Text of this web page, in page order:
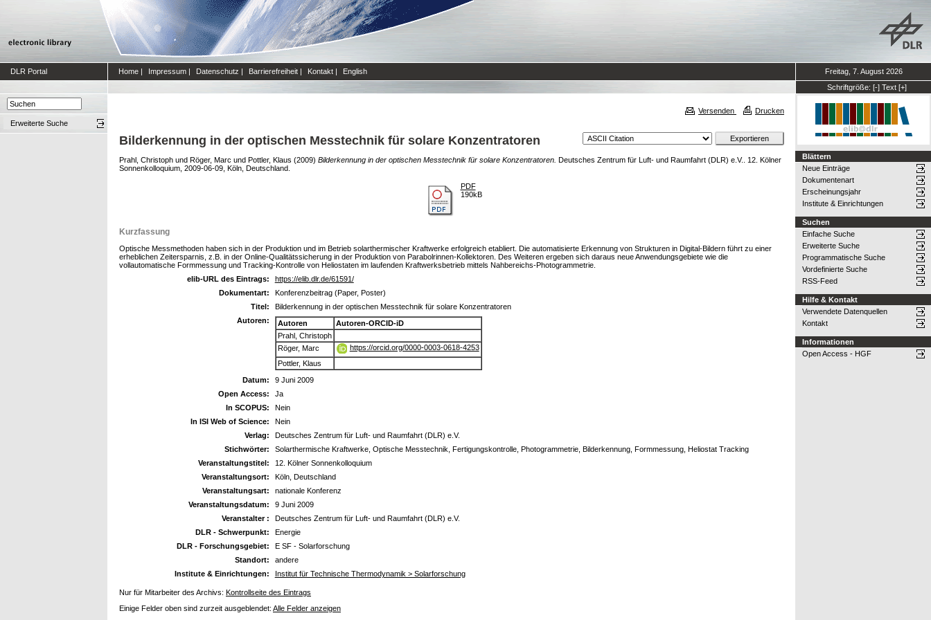
DLR Portal Home | Impressum | Datenschutz | Barrierefreiheit | Kontakt | English
Freitag, 7. August 2026
Schriftgröße: [-] Text [+]
Erweiterte Suche
Versenden Drucken
Bilderkennung in der optischen Messtechnik für solare Konzentratoren
Prahl, Christoph und Röger, Marc und Pottler, Klaus (2009) Bilderkennung in der optischen Messtechnik für solare Konzentratoren. Deutsches Zentrum für Luft- und Raumfahrt (DLR) e.V.. 12. Kölner
Sonnenkolloquium, 2009-06-09, Köln, Deutschland.
PDF
190kB
Kurzfassung
Optische Messmethoden haben sich in der Produktion und im Betrieb solarthermischer Kraftwerke erfolgreich etabliert. Die automatisierte Erkennung von Strukturen in Digital-Bildern führt zu einer
erheblichen Zeitersparnis, z.B. in der Online-Qualitätssicherung in der Produktion von Parabolrinnen-Kollektoren. Des Weiteren ergeben sich daraus neue Anwendungsgebiete wie die
vollautomatische Formmessung und Tracking-Kontrolle von Heliostaten im laufenden Kraftwerksbetrieb mittels Nahbereichs-Photogrammetrie.
elib-URL des Eintrags:
https://elib.dlr.de/61591/
Dokumentart:
Konferenzbeitrag (Paper, Poster)
Titel:
Bilderkennung in der optischen Messtechnik für solare Konzentratoren
Autoren:
Autoren
Autoren-ORCID-iD
Prahl, Christoph
Röger, Marc
https://orcid.org/0000-0003-0618-4253
Pottler, Klaus
Datum:
9 Juni 2009
Open Access:
Ja
In SCOPUS:
Nein
In ISI Web of Science:
Nein
Verlag:
Deutsches Zentrum für Luft- und Raumfahrt (DLR) e.V.
Stichwörter:
Solarthermische Kraftwerke, Optische Messtechnik, Fertigungskontrolle, Photogrammetrie, Bilderkennung, Formmessung, Heliostat Tracking
Veranstaltungstitel:
12. Kölner Sonnenkolloquium
Veranstaltungsort:
Köln, Deutschland
Veranstaltungsart:
nationale Konferenz
Veranstaltungsdatum:
9 Juni 2009
Veranstalter :
Deutsches Zentrum für Luft- und Raumfahrt (DLR) e.V.
DLR - Schwerpunkt:
Energie
DLR - Forschungsgebiet:
E SF - Solarforschung
Standort:
andere
Institute & Einrichtungen:
Institut für Technische Thermodynamik > Solarforschung
Nur für Mitarbeiter des Archivs: Kontrollseite des Eintrags
Einige Felder oben sind zurzeit ausgeblendet: Alle Felder anzeigen
Blättern
Neue Einträge
Dokumentenart
Erscheinungsjahr
Institute & Einrichtungen
Suchen
Einfache Suche
Erweiterte Suche
Programmatische Suche
Vordefinierte Suche
RSS-Feed
Hilfe & Kontakt
Verwendete Datenquellen
Kontakt
Informationen
Open Access - HGF